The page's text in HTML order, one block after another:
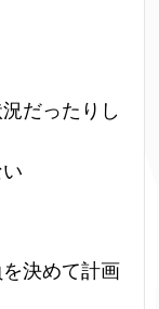
だったりし
決めて計画